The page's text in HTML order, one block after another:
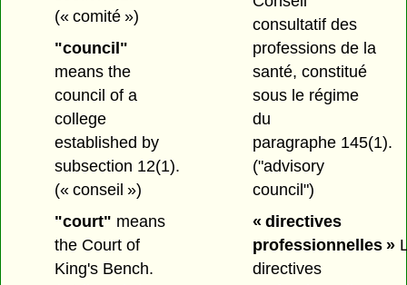
(« comité »)
"council"
means the
council of a
college
established by
subsection 12(1).
(« conseil »)
"court" means
the Court of
King's Bench.
consultatif des
professions de la
santé, constitué
sous le régime
du
paragraphe 145(1).
("advisory
council")
« directives
professionnelles »
directives